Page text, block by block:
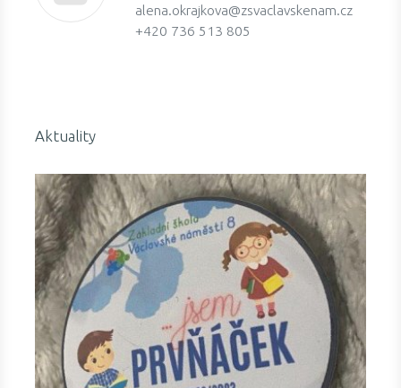
alena.okrajkova@zsvaclavskenam.cz
+420 736 513 805
Aktuality